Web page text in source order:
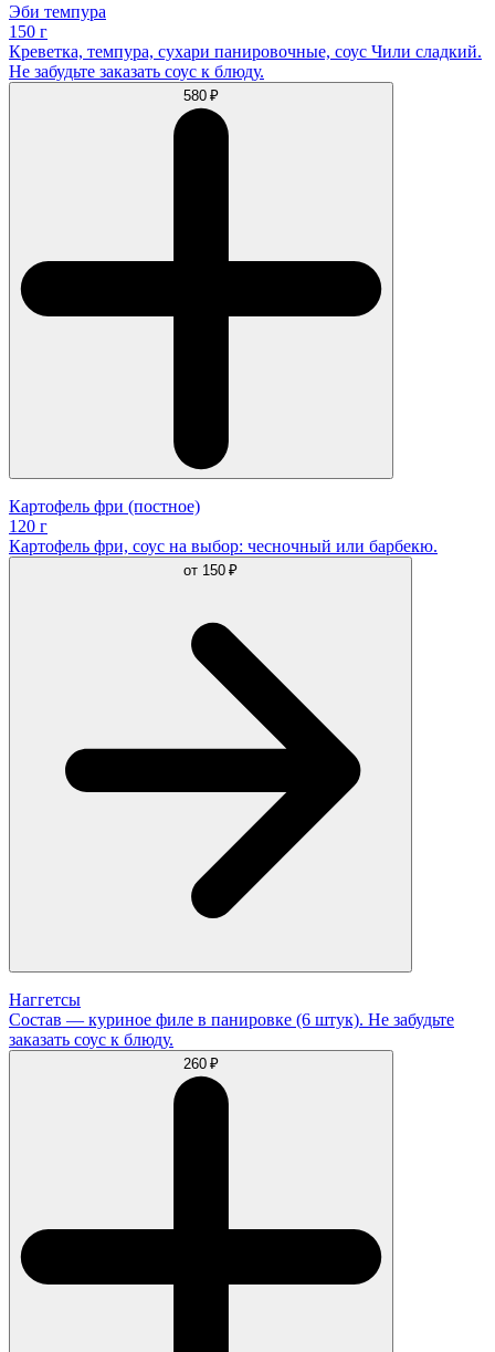
Эби темпура
150 г
Креветка, темпура, сухари панировочные, соус Чили сладкий.
Не забудьте заказать соус к блюду.
580 ₽
Картофель фри (постное)
120 г
Картофель фри, соус на выбор: чесночный или барбекю.
от 150 ₽
Наггетсы
Состав — куриное филе в панировке (6 штук). Не забудьте
заказать соус к блюду.
260 ₽